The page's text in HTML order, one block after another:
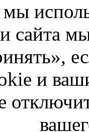
мы
сайта
и